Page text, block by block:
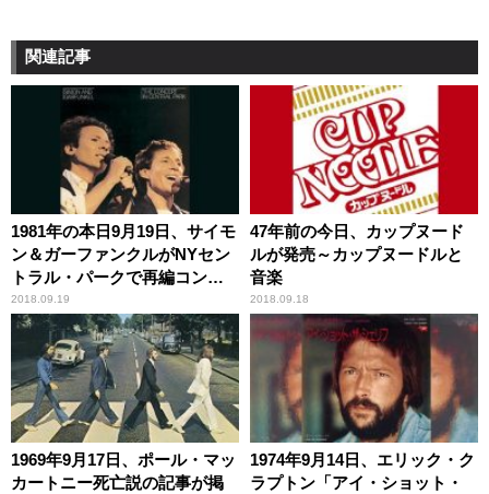
関連記事
1981年の本日9月19日、サイモ
ン＆ガーファンクルがNYセン
トラル・パークで再編コンサ
ート
2018.09.19
47年前の今日、カップヌード
ルが発売～カップヌードルと
音楽
2018.09.18
1969年9月17日、ポール・マッ
カートニー死亡説の記事が掲
1974年9月14日、エリック・ク
ラプトン「アイ・ショット・